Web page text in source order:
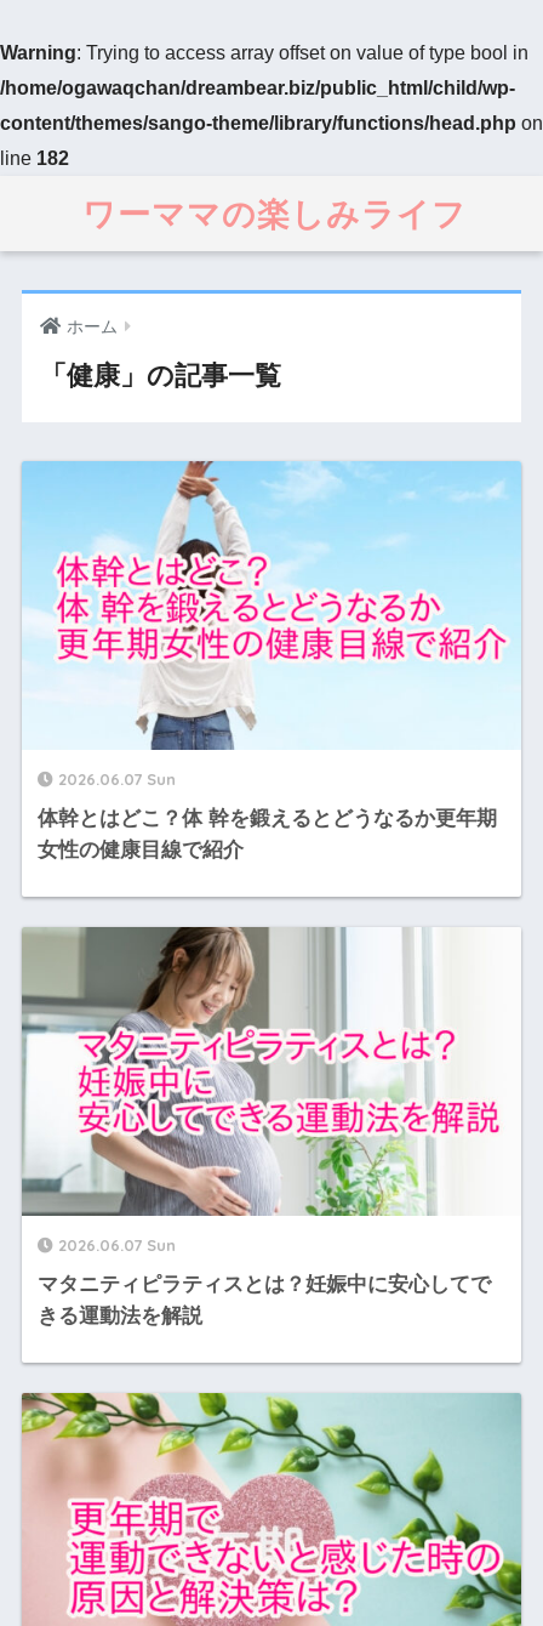
Warning: Trying to access array offset on value of type bool in
/home/ogawaqchan/dreambear.biz/public_html/child/wp-
content/themes/sango-theme/library/functions/head.php on
line 182
ワーママの楽しみライフ
ホーム
「健康」の記事一覧
2026.06.07 Sun
体幹とはどこ？体 幹を鍛えるとどうなるか更年期
女性の健康目線で紹介
2026.06.07 Sun
マタニティピラティスとは？妊娠中に安心してで
きる運動法を解説